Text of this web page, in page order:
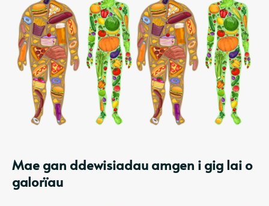
Mae gan ddewisiadau amgen i gig lai o
galorïau